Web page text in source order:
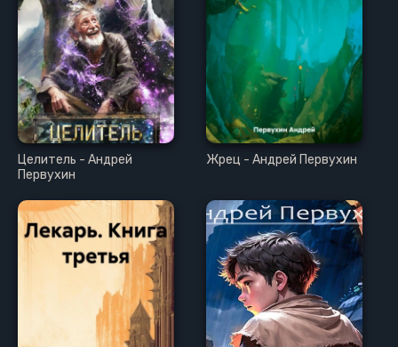
Целитель - Андрей
Первухин
Жрец - Андрей Первухин